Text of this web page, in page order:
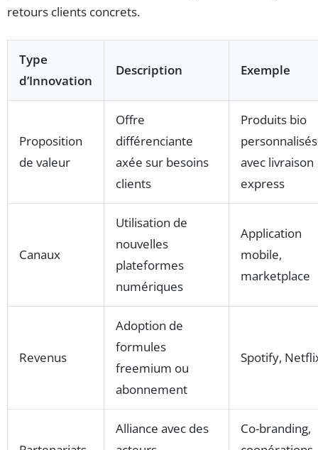
retours clients concrets.
Type
d’Innovation
Description Exemple
Proposition
de valeur
Offre
différenciante
axée sur besoins
clients
Produits bio
personnalisés
avec livraison
express
Canaux
Utilisation de
nouvelles
plateformes
numériques
Application
mobile,
marketplace
Revenus
Adoption de
formules
freemium ou
abonnement
Spotify,
Alliance avec des
Co-branding,